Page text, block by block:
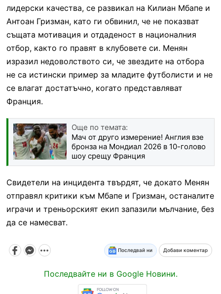
лидерски качества, се развикал на Килиан Мбапе и
Антоан Гризман, като ги обвинил, че не показват
същата мотивация и отдаденост в националния
отбор, както го правят в клубовете си. Менян
изразил недоволството си, че звездите на отбора
не са истински пример за младите футболисти и не
се влагат достатъчно, когато представляват
Франция.
Още по темата:
Мач от друго измерение! Англия взе
бронза на Мондиал 2026 в 10-голово
шоу срещу Франция
Свидетели на инцидента твърдят, че докато Менян
отправял критики към Мбапе и Гризман, останалите
играчи и треньорският екип запазили мълчание, без
да се намесват.
Последвай ни Добави коментар
Последвайте ни в Google Новини.